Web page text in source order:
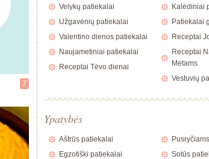
7
Velykų patiekalai
Užgavėnių patiekalai
Valentino dienos patiekalai
Naujametiniai patiekalai
Receptai Tėvo dienai
Kalėdiniai
Patiekalai
Receptai
Receptai
Metams
Vestuvių
Ypatybės
Aštrūs patiekalai
Egzotiški patiekalai
Pusryčiams
Sotūs